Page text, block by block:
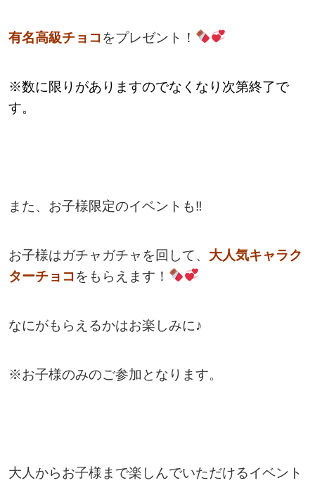
有名高級チョコをプレゼント！
※数に限りがありますのでなくなり次第終了で
す。
また、お子様限定のイベントも‼
お子様はガチャガチャを回して、 大人気キャラク
ターチョコをもらえます！
なにがもらえるかはお楽しみに♪
※お子様のみのご参加となります。
大人からお子様まで楽しんでいただけるイベント